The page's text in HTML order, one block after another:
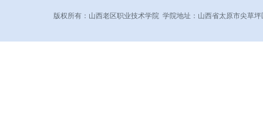
版权所有：山西老区职业技术学院 学院地址：山西省太原市尖草